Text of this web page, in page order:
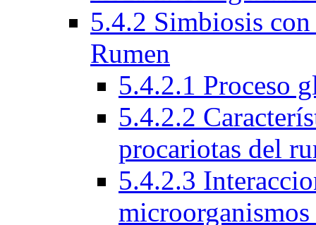
5.4.2 Simbiosis
Rumen
5.4.2.1 Proceso
5.4.2.2
procariotas del
5.4.2.3